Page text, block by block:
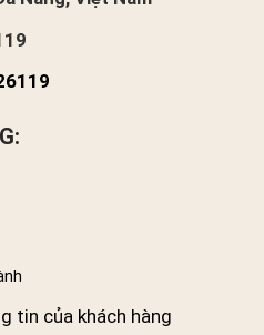
tin của khách hàng